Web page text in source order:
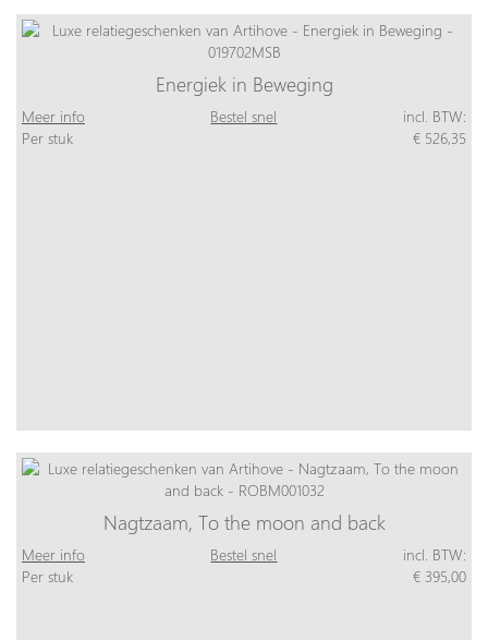
Energiek in Beweging
Meer info Bestel snel
incl. BTW:
Per stuk
€ 526,35
Nagtzaam, To the moon and back
Meer info Bestel snel
incl. BTW:
Per stuk
€ 395,00